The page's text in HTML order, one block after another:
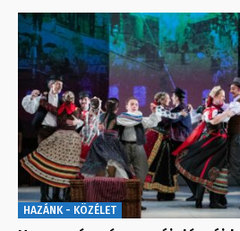
HAZÁNK - KÖZÉLET